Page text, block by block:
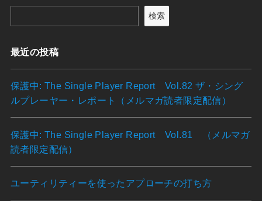
検索
最近の投稿
保護中: The Single Player Report Vol.82 ザ・シング
ルプレーヤー・レポート（メルマガ読者限定配信）
保護中: The Single Player Report Vol.81 （メルマガ
読者限定配信）
ユーティリティーを使ったアプローチの打ち方